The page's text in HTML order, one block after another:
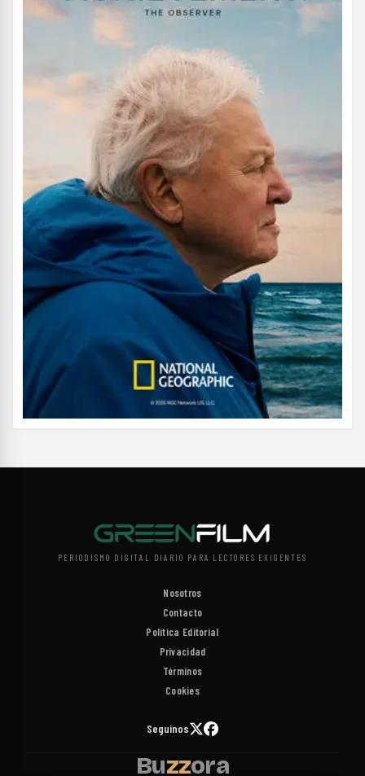
PERIODISMO DIGITAL DIARIO PARA LECTORES EXIGENTES
Nosotros
Contacto
Política Editorial
Privacidad
Términos
Cookies
Seguinos
Buzzora